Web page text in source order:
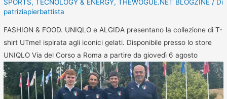
SPORTS,TECNOLOGY & ENERGY,THEWOGUE.NET BLOGZINE / Di
patriziapierbattista
FASHION & FOOD. UNIQLO e ALGIDA presentano la collezione di T-
shirt UTme! ispirata agli iconici gelati. Disponibile presso lo store
UNIQLO Via del Corso a Roma a partire da giovedì 6 agosto